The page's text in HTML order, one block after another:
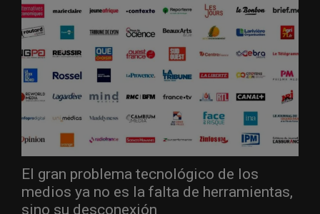
El gran problema tecnológico de los
medios ya no es la falta de herramientas,
sino su desconexión